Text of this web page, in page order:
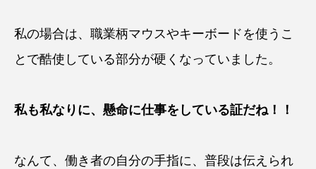
私の場合は、職業柄マウスやキーボードを使うこ
とで酷使している部分が硬くなっていました。
私も私なりに、懸命に仕事をしている証だね！！
なんて、働き者の自分の手指に、普段は伝えられ